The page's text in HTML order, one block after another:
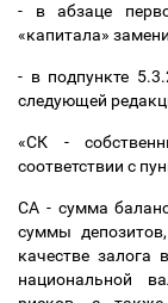
- в абзаце
«капитала»
- в подпункте
следующей
«СК -
соответствии с
СА - сумма
суммы
качестве залога
национальной